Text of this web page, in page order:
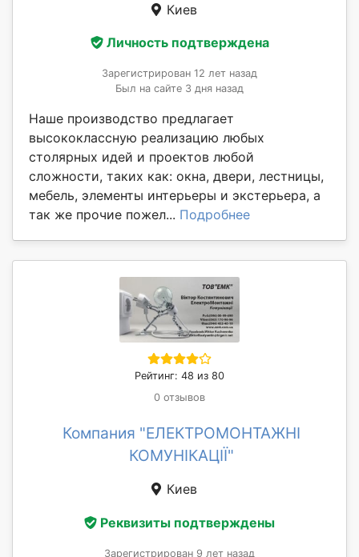
Киев
Личность подтверждена
Зарегистрирован 12 лет назад
Был на сайте 3 дня назад
Наше производство предлагает
высококлассную реализацию любых
столярных идей и проектов любой
сложности, таких как: окна, двери, лестницы,
мебель, элементы интерьеры и экстерьера, а
так же прочие пожел... Подробнее
Рейтинг: 48 из 80
0 отзывов
Компания "ЕЛЕКТРОМОНТАЖНІ
КОМУНІКАЦІЇ"
Киев
Реквизиты подтверждены
Зарегистрирован 9 лет назад